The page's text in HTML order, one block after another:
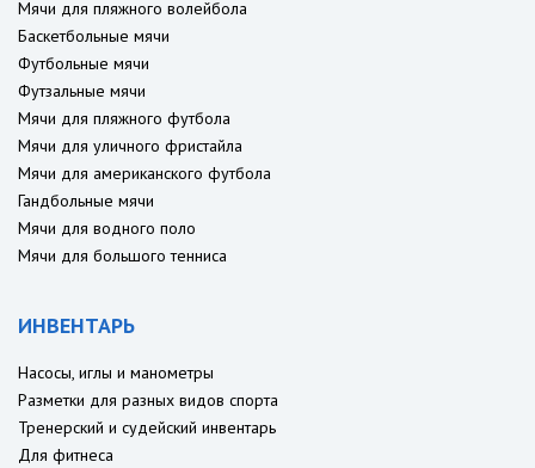
Мячи для пляжного волейбола
Баскетбольные мячи
Футбольные мячи
Футзальные мячи
Мячи для пляжного футбола
Мячи для уличного фристайла
Мячи для американского футбола
Гандбольные мячи
Мячи для водного поло
Мячи для большого тенниса
ИНВЕНТАРЬ
Насосы, иглы и манометры
Разметки для разных видов спорта
Тренерский и судейский инвентарь
Для фитнеса